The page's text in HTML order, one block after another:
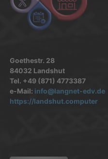
Goethestr. 28
84032 Landshut
Tel. +49 (871) 4773387
e-Mail: info@langnet-edv.de
https://landshut.computer